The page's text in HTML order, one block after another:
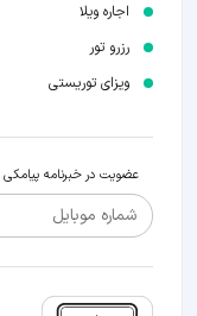
اجاره ویلا
رزرو تور
ویزای توریستی
عضویت در خبرنامه پیامکی
شماره موبایل